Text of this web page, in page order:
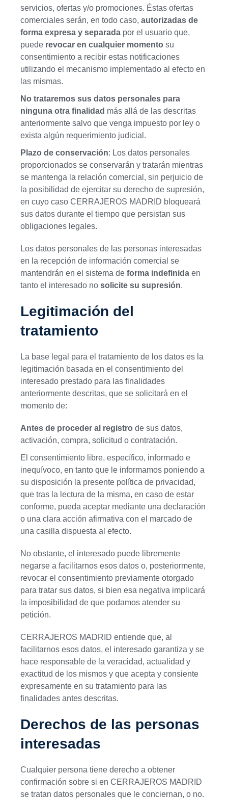
servicios, ofertas y/o promociones. Éstas ofertas
comerciales serán, en todo caso, autorizadas de
forma expresa y separada por el usuario que,
puede revocar en cualquier momento su
consentimiento a recibir estas notificaciones
utilizando el mecanismo implementado al efecto en
las mismas.
No trataremos sus datos personales para
ninguna otra finalidad más allá de las descritas
anteriormente salvo que venga impuesto por ley o
exista algún requerimiento judicial.
Plazo de conservación: Los datos personales
proporcionados se conservarán y tratarán mientras
se mantenga la relación comercial, sin perjuicio de
la posibilidad de ejercitar su derecho de supresión,
en cuyo caso CERRAJEROS MADRID bloqueará
sus datos durante el tiempo que persistan sus
obligaciones legales.
Los datos personales de las personas interesadas
en la recepción de información comercial se
mantendrán en el sistema de forma indefinida en
tanto el interesado no solicite su supresión.
Legitimación del
tratamiento
La base legal para el tratamiento de los datos es la
legitimación basada en el consentimiento del
interesado prestado para las finalidades
anteriormente descritas, que se solicitará en el
momento de:
Antes de proceder al registro de sus datos,
activación, compra, solicitud o contratación.
El consentimiento libre, específico, informado e
inequívoco, en tanto que le informamos poniendo a
su disposición la presente política de privacidad,
que tras la lectura de la misma, en caso de estar
conforme, pueda aceptar mediante una declaración
o una clara acción afirmativa con el marcado de
una casilla dispuesta al efecto.
No obstante, el interesado puede libremente
negarse a facilitarnos esos datos o, posteriormente,
revocar el consentimiento previamente otorgado
para tratar sus datos, si bien esa negativa implicará
la imposibilidad de que podamos atender su
petición.
CERRAJEROS MADRID entiende que, al
facilitarnos esos datos, el interesado garantiza y se
hace responsable de la veracidad, actualidad y
exactitud de los mismos y que acepta y consiente
expresamente en su tratamiento para las
finalidades antes descritas.
Derechos de las personas
interesadas
Cualquier persona tiene derecho a obtener
confirmación sobre si en CERRAJEROS MADRID
se tratan datos personales que le conciernan, o no.